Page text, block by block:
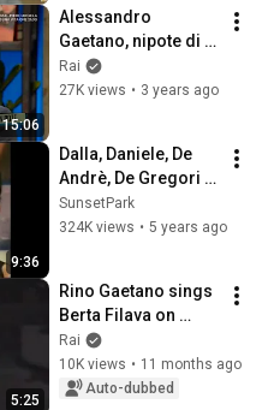
15:06
Alessandro
Gaetano, nipote di
Rino Gaetano - Oggi
è un altro giorno
Rai
27K views • 3 years ago
9:36
Dalla, Daniele, De
Andrè, De Gregori e
Guccini su Sanremo
SunsetPark
324K views • 5 years ago
5:25
Rino Gaetano sings
Berta Filava on
"Adesso Musica" in
1976
Rai
10K views • 11 months ago
Auto-dubbed